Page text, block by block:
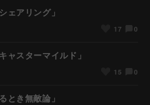
ェアリング」
17 0
ャスターマイルド」
15 0
とき無敵論」